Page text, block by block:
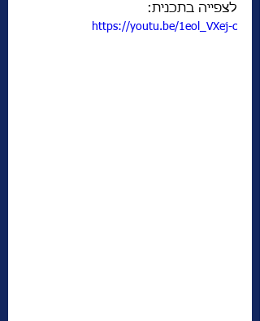
לצפייה בתכנית:
https://youtu.be/1eol_VXej-c